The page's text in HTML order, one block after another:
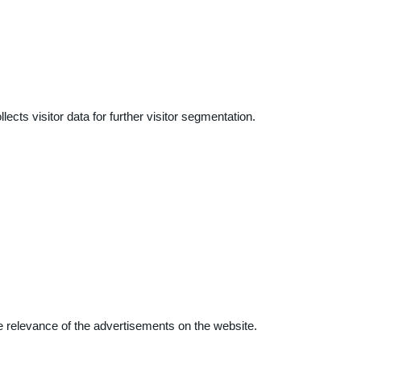
visitor data for further visitor segmentation.
of the advertisements on the website.